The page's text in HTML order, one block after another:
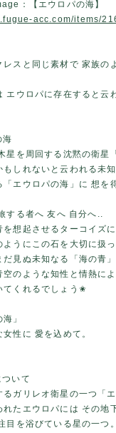
：【エウロパの海】
acc.com/items/
レスと同じ素材で 家族の
エウロパ に存在すると云
海
星を周回する沈黙の衛星
もしれないと云われる未
エウロパの海」に 想を
する者へ 友へ 自分へ..
を想起させるターコイズ
うにこの石を大切に扱っ
だ見ぬ未知なる「海の青
空のような知性と情熱に
てくれるでしょう✬
」
性に 愛を込めて。
いて
るガリレオ衛星の一つ「
れたエウロパには その地
目を浴びている星の一つ。